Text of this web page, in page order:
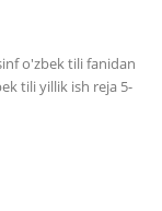
o'zbek tili fanidan
tili yillik ish reja 5-